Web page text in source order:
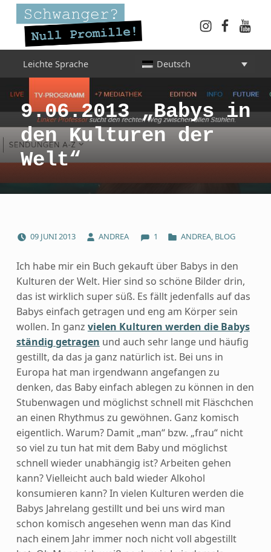
INFORMATIONEN FÜR SCHWANGERE, WERDENDE MÜTTER UND ALLE, DIE SIE IN DER SCHWANGERSCHAFT BEGLEITEN
Leichte Sprache Deutsch
9.06.2013 „Babys in
den Kulturen der
Welt“
09 JUNI2013 ANDREA 1 ANDREA, BLOG
Ich habe mir ein Buch gekauft über Babys in den
Kulturen der Welt. Hier sind so schöne Bilder drin,
das ist wirklich super süß. Es fällt jedenfalls auf das
Babys einfach getragen und eng am Körper sein
wollen. In ganz vielen Kulturen werden die Babys
ständig getragen und auch sehr lange und häufig
gestillt, da das ja ganz natürlich ist. Bei uns in
Europa hat man irgendwann angefangen zu
denken, das Baby einfach ablegen zu können in den
Stubenwagen und möglichst schnell mit Fläschchen
an einen Rhythmus zu gewöhnen. Ganz komisch
eigentlich. Warum? Damit „man“ bzw. „frau“ nicht
so viel zu tun hat mit dem Baby und möglichst
schnell wieder unabhängig ist? Arbeiten gehen
kann? Vielleicht auch bald wieder Alkohol
konsumieren kann? In vielen Kulturen werden die
Babys Jahrelang gestillt und bei uns wird man
schon komisch angesehen wenn man das Kind
nach einem Jahr immer noch nicht voll abgestillt